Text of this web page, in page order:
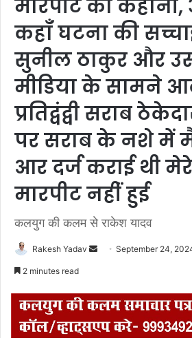
मारपीट की
कहाँ घटना की
सुनील ठाकुर और
मीडिया के सामने
प्रतिद्वंद्वी सराब
पर सराब के नशे में
आर दर्ज कराई थी
मारपीट नहींं हुई
कलयुग की कलम से राकेश यादव
Rakesh Yadav
d
n
September 24,
2 minutes read